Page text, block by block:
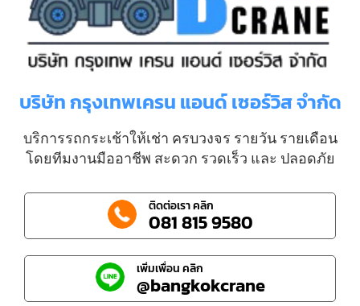
บริษัท กรุงเทพเครน แอนด์ เซอร์วิส จำกัด
บริการรถกระเช้าให้เช่า ครบวงจร รายวัน รายเดือน
โดยทีมงานมืออาชีพ สะดวก รวดเร็ว และ ปลอดภัย
ติดต่อเรา คลิก
081 815 9580
เพิ่มเพื่อน คลิก
@bangkokcrane